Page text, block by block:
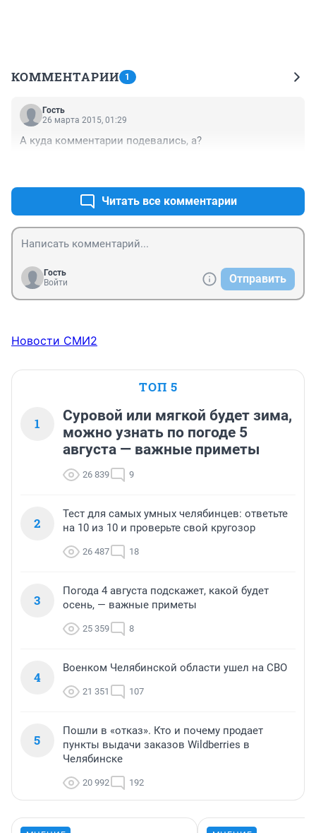
КОММЕНТАРИИ 1
Гость
26 марта 2015, 01:29
А куда комментарии подевались, а?
Читать все комментарии
Гость
Войти
Отправить
Новости СМИ2
ТОП 5
1
Суровой или мягкой будет зима,
можно узнать по погоде 5
августа — важные приметы
26 839 9
2
Тест для самых умных челябинцев: ответьте
на 10 из 10 и проверьте свой кругозор
26 487 18
3
Погода 4 августа подскажет, какой будет
осень, — важные приметы
25 359 8
4
Военком Челябинской области ушел на СВО
21 351 107
5
Пошли в «отказ». Кто и почему продает
пункты выдачи заказов Wildberries в
Челябинске
20 992 192